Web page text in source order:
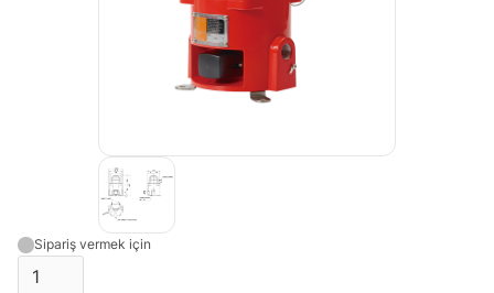
Sipariş vermek için